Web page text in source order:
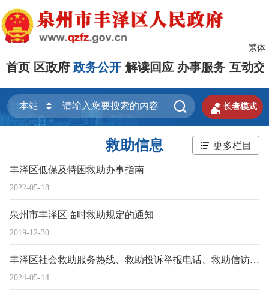
繁体
首页 区政府 政务公开 解读回应 办事服务 互动交
  长者模式
救助信息 更多栏目
2022-05-18
丰泽区低保及特困救助办事指南
2019-12-30
泉州市丰泽区临时救助规定的通知
2024-05-14
丰泽区社会救助服务热线、救助投诉举报电话、救助信访通讯地址汇总表